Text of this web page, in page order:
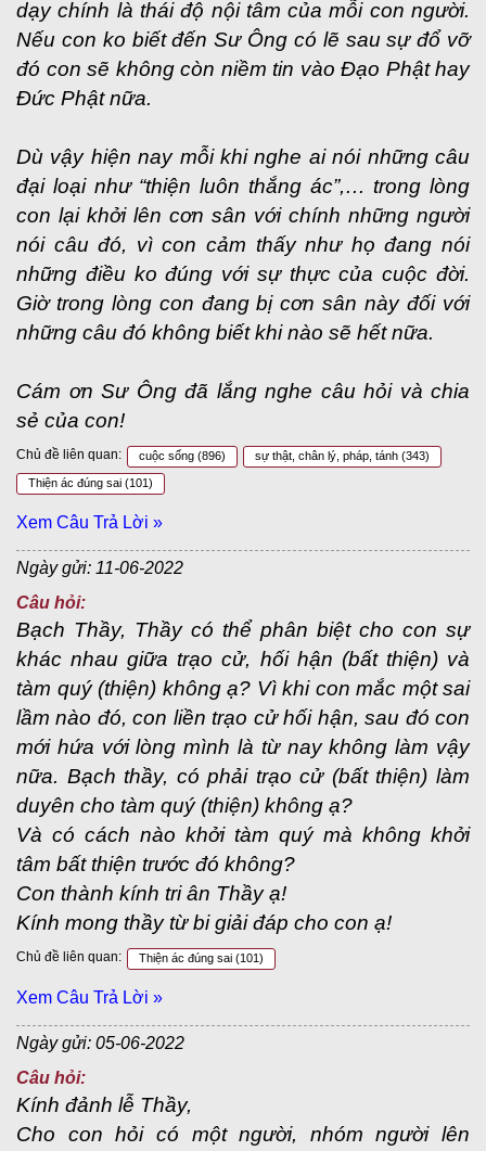
dạy chính là thái độ nội tâm của mỗi con người.
Nếu con ko biết đến Sư Ông có lẽ sau sự đổ vỡ
đó con sẽ không còn niềm tin vào Đạo Phật hay
Đức Phật nữa.
Dù vậy hiện nay mỗi khi nghe ai nói những câu
đại loại như “thiện luôn thắng ác”,… trong lòng
con lại khởi lên cơn sân với chính những người
nói câu đó, vì con cảm thấy như họ đang nói
những điều ko đúng với sự thực của cuộc đời.
Giờ trong lòng con đang bị cơn sân này đối với
những câu đó không biết khi nào sẽ hết nữa.
Cám ơn Sư Ông đã lắng nghe câu hỏi và chia
sẻ của con!
Chủ đề liên quan: cuộc sống (896) sự thật, chân lý, pháp, tánh (343)
Thiện ác đúng sai (101)
Xem Câu Trả Lời »
Ngày gửi: 11-06-2022
Câu hỏi:
Bạch Thầy, Thầy có thể phân biệt cho con sự
khác nhau giữa trạo cử, hối hận (bất thiện) và
tàm quý (thiện) không ạ? Vì khi con mắc một sai
lầm nào đó, con liền trạo cử hối hận, sau đó con
mới hứa với lòng mình là từ nay không làm vậy
nữa. Bạch thầy, có phải trạo cử (bất thiện) làm
duyên cho tàm quý (thiện) không ạ?
Và có cách nào khởi tàm quý mà không khởi
tâm bất thiện trước đó không?
Con thành kính tri ân Thầy ạ!
Kính mong thầy từ bi giải đáp cho con ạ!
Chủ đề liên quan: Thiện ác đúng sai (101)
Xem Câu Trả Lời »
Ngày gửi: 05-06-2022
Câu hỏi:
Kính đảnh lễ Thầy,
Cho con hỏi có một người, nhóm người lên